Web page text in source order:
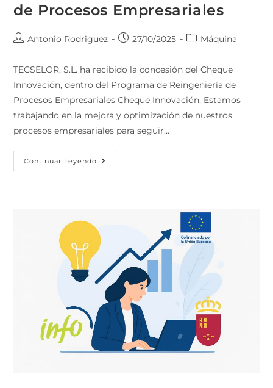
de Procesos Empresariales
Antonio Rodriguez 27/10/2025 Máquina
TECSELOR, S.L. ha recibido la concesión del Cheque
Innovación, dentro del Programa de Reingeniería de
Procesos Empresariales Cheque Innovación: Estamos
trabajando en la mejora y optimización de nuestros
procesos empresariales para seguir…
Continuar Leyendo